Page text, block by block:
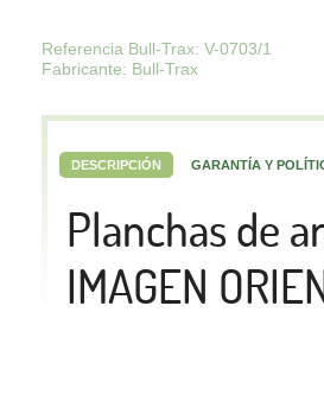
Referencia Bull-Trax: V-0703/1
Fabricante: Bull-Trax
DESCRIPCIÓN GARANTÍA Y
Planchas de
IMAGEN